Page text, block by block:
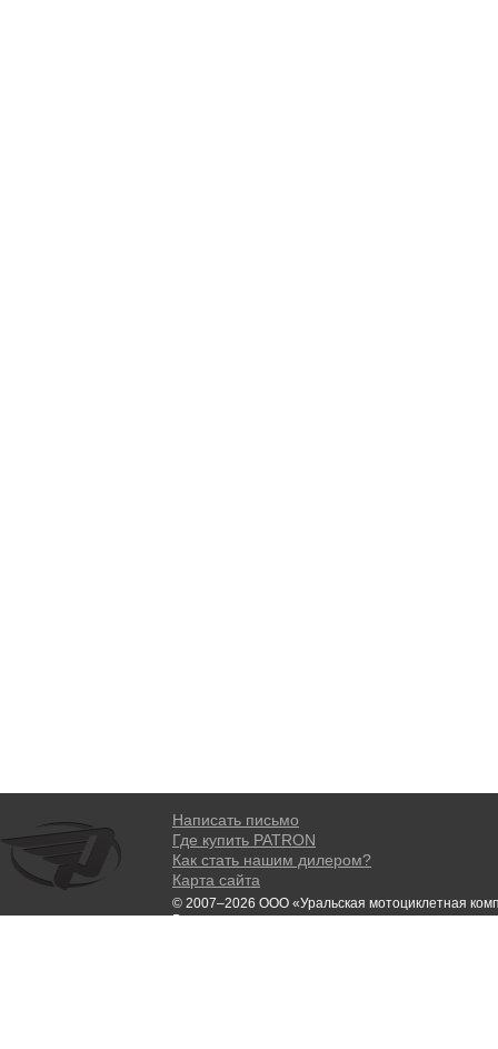
Написать письмо
Где купить PATRON
Как стать нашим дилером?
Карта сайта
© 2007–2026 ООО «Уральская мотоциклетная
Все права защищены